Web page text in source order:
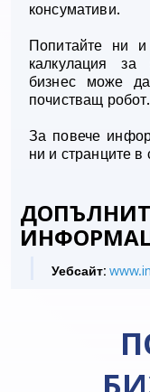
консумативи.
Попитайте ни
калкулация за
бизнес може
почистващ робот.
За повече
ни и странците
Уебсайт: